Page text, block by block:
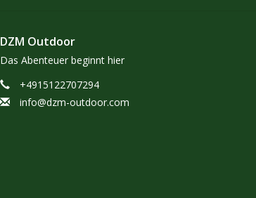
DZM Outdoor
Das Abenteuer beginnt hier
+4915122707294
info@dzm-outdoor.com